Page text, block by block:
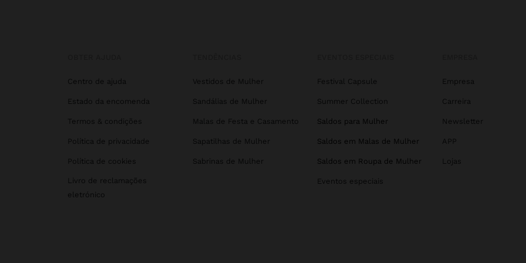
Centro de ajuda
Estado da encomenda
Termos & condições
Política de privacidade
Política de cookies
Livro de reclamações
eletrónico
Vestidos de Mulher
Sandálias de Mulher
Malas de Festa e Casamento
Sapatilhas de Mulher
Sabrinas de Mulher
Festival Capsule
Summer Collection
Saldos para Mulher
Saldos em Malas de Mulher
Saldos em Roupa de Mulher
Eventos especiais
Empresa
Carreira
Newsletter
APP
Lojas